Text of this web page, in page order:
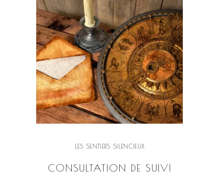
LES SENTIERS SILENCIEUX
CONSULTATION DE SUIVI